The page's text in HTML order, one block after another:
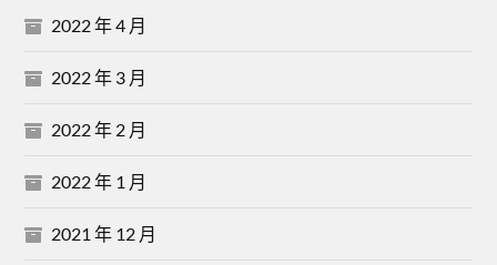
2022 年 4 月
2022 年 3 月
2022 年 2 月
2022 年 1 月
2021 年 12 月